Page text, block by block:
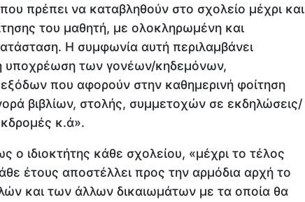
πρέπει να καταβληθούν στο σχολείο μέχρι και
του μαθητή, με ολοκληρωμένη και
Η συμφωνία αυτή περιλαμβάνει
υποχρέωση των γονέων/κηδεμόνων,
που αφορούν στην καθημερινή φοίτηση
βιβλίων, στολής, συμμετοχών σε εκδηλώσεις/
κ.ά».
ο ιδιοκτήτης κάθε σχολείου, «μέχρι το τέλος
έτους αποστέλλει προς την αρμόδια αρχή το
και των άλλων δικαιωμάτων με τα οποία θα